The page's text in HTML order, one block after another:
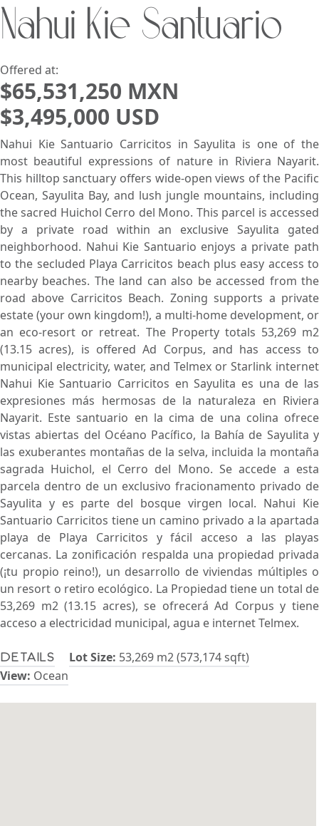
Lowest Price First
Nahui Kie Santuario
Offered at:
$65,531,250 MXN
$3,495,000 USD
Details Lot Size: 53,269 m2 (573,174 sqft)
View: Ocean
Nahui Kie Santuario Carricitos in Sayulita is one of the
most beautiful expressions of nature in Riviera Nayarit.
This hilltop sanctuary offers wide-open views of the Pacific
Ocean, Sayulita Bay, and lush jungle mountains, including
the sacred Huichol Cerro del Mono. This parcel is accessed
by a private road within an exclusive Sayulita gated
neighborhood. Nahui Kie Santuario enjoys a private path
to the secluded Playa Carricitos beach plus easy access to
nearby beaches. The land can also be accessed from the
road above Carricitos Beach. Zoning supports a private
estate (your own kingdom!), a multi-home development, or
an eco-resort or retreat. The Property totals 53,269 m2
(13.15 acres), is offered Ad Corpus, and has access to
municipal electricity, water, and Telmex or Starlink internet
Nahui Kie Santuario Carricitos en Sayulita es una de las
expresiones más hermosas de la naturaleza en Riviera
Nayarit. Este santuario en la cima de una colina ofrece
vistas abiertas del Océano Pacífico, la Bahía de Sayulita y
las exuberantes montañas de la selva, incluida la montaña
sagrada Huichol, el Cerro del Mono. Se accede a esta
parcela dentro de un exclusivo fracionamento privado de
Sayulita y es parte del bosque virgen local. Nahui Kie
Santuario Carricitos tiene un camino privado a la apartada
playa de Playa Carricitos y fácil acceso a las playas
cercanas. La zonificación respalda una propiedad privada
(¡tu propio reino!), un desarrollo de viviendas múltiples o
un resort o retiro ecológico. La Propiedad tiene un total de
53,269 m2 (13.15 acres), se ofrecerá Ad Corpus y tiene
acceso a electricidad municipal, agua e internet Telmex.